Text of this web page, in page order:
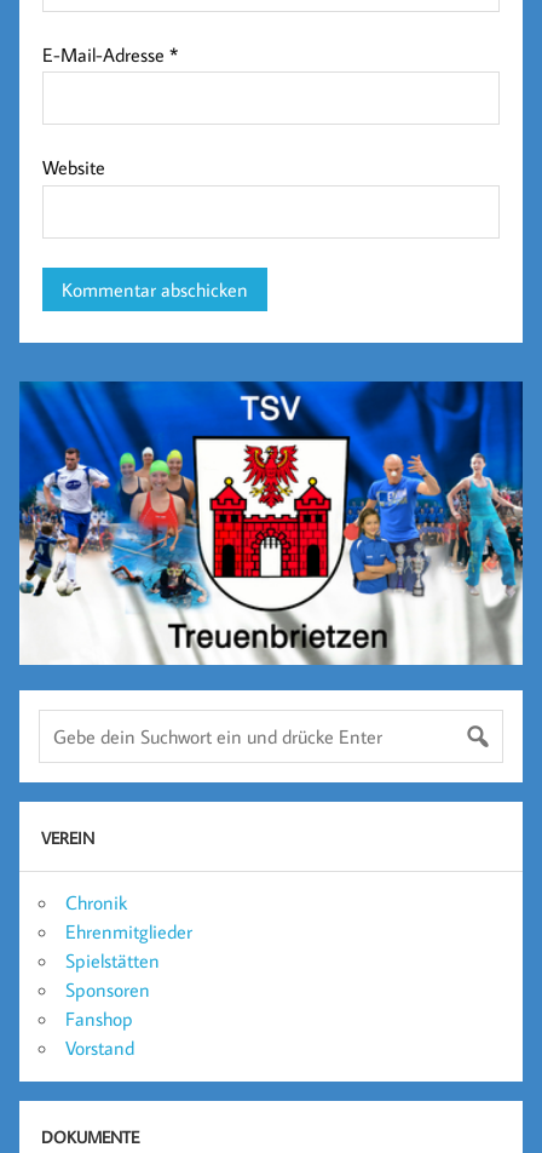
E-Mail-Adresse*
Website
VEREIN
Chronik
Ehrenmitglieder
Spielstätten
Sponsoren
Fanshop
Vorstand
DOKUMENTE